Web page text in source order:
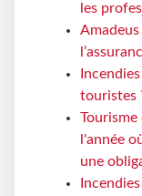
les
touristes
l'année
une